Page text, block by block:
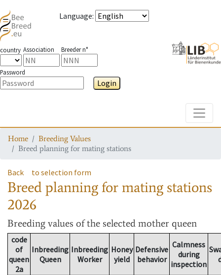
Language:
country Association Breeder n°
Password
Login
Home
Breeding Values
Breed planning for mating stations
Back to selection form
Breed planning for mating stations
2026
Breeding values of the selected mother queen
code
of
queen
2a
Inbreeding
Queen
Inbreeding
Worker
Honey
yield
Defensive
behavior
Calmness
during
inspection